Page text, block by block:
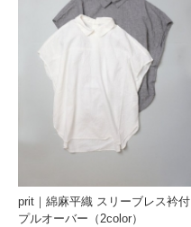
prit｜綿麻平織 スリーブレス衿付
プルオーバー（2color）